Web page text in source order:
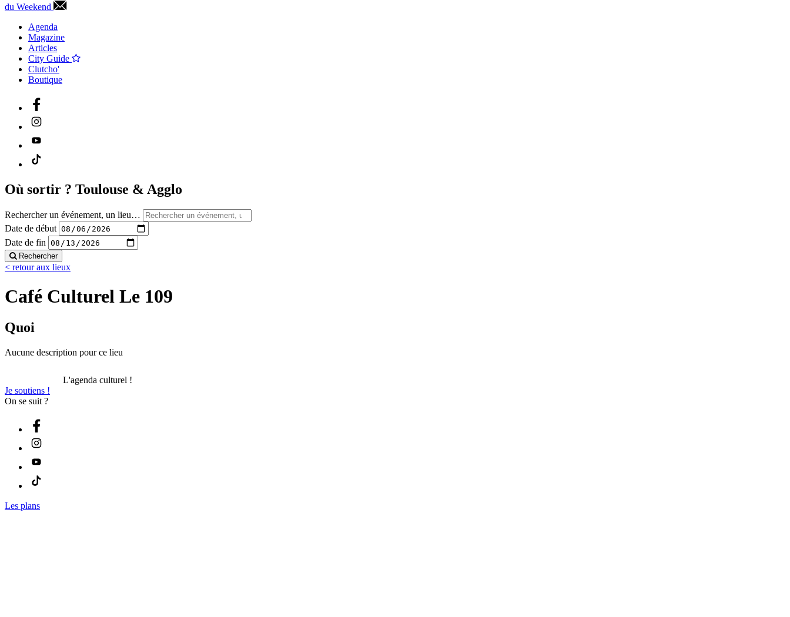
du Weekend
Agenda
Magazine
Articles
City Guide
Clutcho'
Boutique
Où sortir ? Toulouse & Agglo
Rechercher un événement, un lieu…
Date de début
Date de fin
Rechercher
< retour aux lieux
Café Culturel Le 109
Quoi
Aucune description pour ce lieu
L'agenda culturel !
Je soutiens !
On se suit ?
Les plans